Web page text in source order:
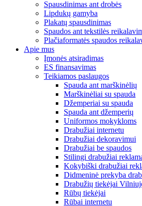
Spausdinimas ant drobės
Lipdukų gamyba
Plakatų spausdinimas
Spaudos ant tekstilės
Plačiaformatės spaudos
Apie mus
Įmonės atsiradimas
ES finansavimas
Teikiamos paslaugos
Spauda ant marškinėlių
Marškinėliai su spauda
Džemperiai su spauda
Spauda ant džemperių
Uniformos mokykloms
Drabužiai internetu
Drabužiai dekoravimui
Drabužiai be spaudos
Stilingi drabužiai
Kokybiški drabužiai
Didmeninė prekyba
Drabužių tiekėjai
Rūbų tiekėjai
Rūbai internetu